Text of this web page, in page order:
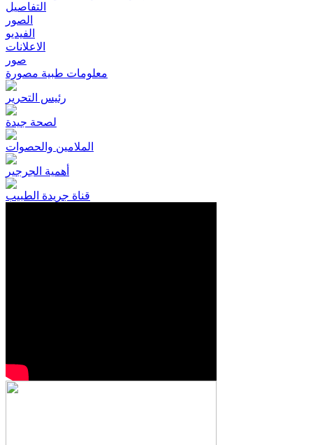
التفاصيل
الصور
الفيديو
الاعلانات
صور
معلومات طبية مصورة
رئيس التحرير
لصحة جيدة
الملامين والحصوات
أهمية الجرجير
قناة جريدة الطبيب